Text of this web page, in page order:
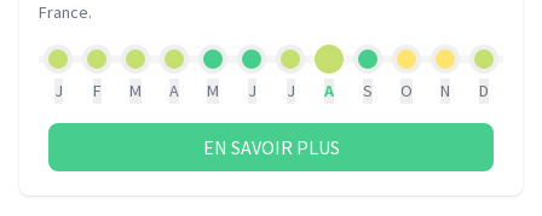
France.
J F M A M J J A S O N D
EN SAVOIR PLUS